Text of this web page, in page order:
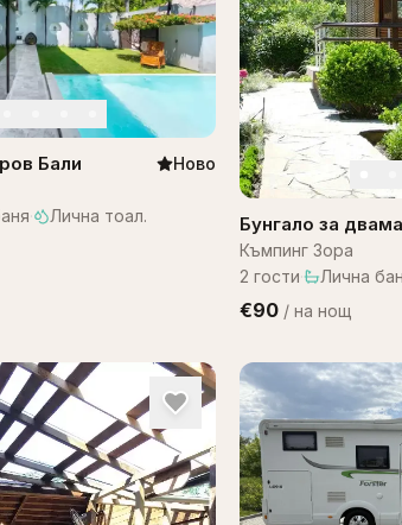
Бали
Ново
· Лична тоал.
Бунгало за
ЗОРА
Къмпинг Зора
2 гости· Лична
€90 / на нощ